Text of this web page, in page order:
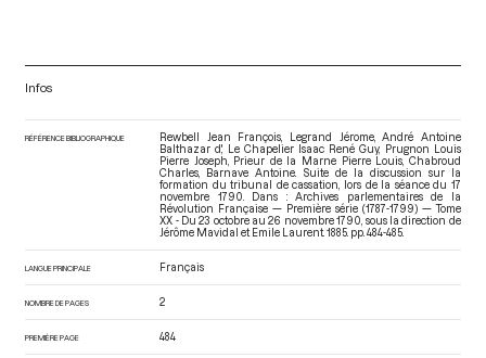
Infos
RÉFÉRENCE BIBLIOGRAPHIQUE
Rewbell Jean François, Legrand Jérome, André Antoine
Balthazar d', Le Chapelier Isaac René Guy, Prugnon Louis
Pierre Joseph, Prieur de la Marne Pierre Louis, Chabroud
Charles, Barnave Antoine. Suite de la discussion sur la
formation du tribunal de cassation, lors de la séance du 17
novembre 1790. Dans : Archives parlementaires de la
Révolution Française — Première série (1787-1799) — Tome
XX - Du 23 octobre au 26 novembre 1790 , sous la direction de
Jérôme Mavidal et Emile Laurent. 1885. pp. 484-485.
LANGUE PRINCIPALE Français
NOMBRE DE PAGES 2
PREMIÈRE PAGE 484